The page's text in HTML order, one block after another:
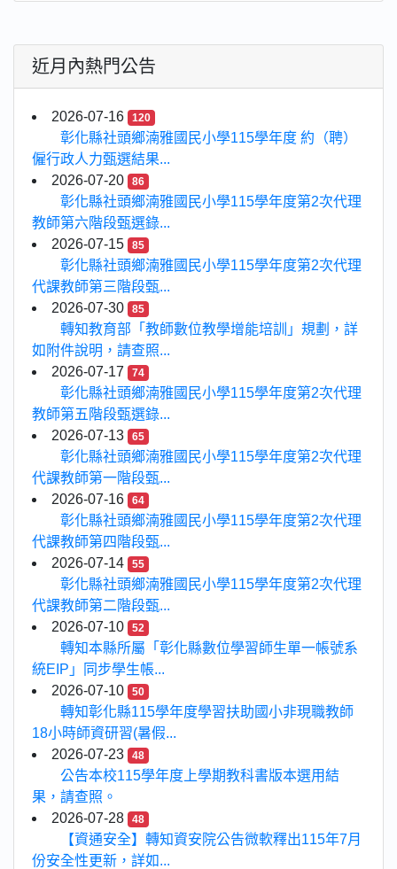
近月內熱門公告
2026-07-16 120
彰化縣社頭鄉湳雅國民小學115學年度 約（聘）
僱行政人力甄選結果...
2026-07-20
86
彰化縣社頭鄉湳雅國民小學115學年度第2次代理
教師第六階段甄選錄...
2026-07-15
85
彰化縣社頭鄉湳雅國民小學115學年度第2次代理
代課教師第三階段甄...
2026-07-30
85
轉知教育部「教師數位教學增能培訓」規劃，詳
如附件說明，請查照...
2026-07-17
74
彰化縣社頭鄉湳雅國民小學115學年度第2次代理
教師第五階段甄選錄...
2026-07-13
65
彰化縣社頭鄉湳雅國民小學115學年度第2次代理
代課教師第一階段甄...
2026-07-16
64
彰化縣社頭鄉湳雅國民小學115學年度第2次代理
代課教師第四階段甄...
2026-07-14
55
彰化縣社頭鄉湳雅國民小學115學年度第2次代理
代課教師第二階段甄...
2026-07-10
52
轉知本縣所屬「彰化縣數位學習師生單一帳號系
統EIP」同步學生帳...
2026-07-10
50
轉知彰化縣115學年度學習扶助國小非現職教師
18小時師資研習(暑假...
2026-07-23
48
公告本校115學年度上學期教科書版本選用結
果，請查照。
2026-07-28
48
【資通安全】轉知資安院公告微軟釋出115年7月
份安全性更新，詳如...